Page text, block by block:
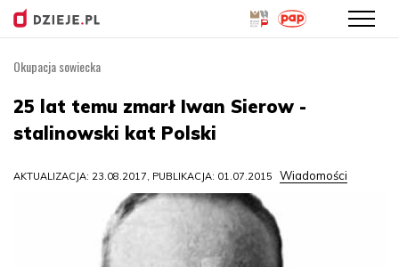
treści
Okupacja sowiecka
25 lat temu zmarł Iwan Sierow -
stalinowski kat Polski
AKTUALIZACJA: 23.08.2017, PUBLIKACJA: 01.07.2015 Wiadomości